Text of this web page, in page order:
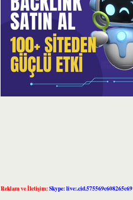
Reklam ve İletişim:Skype: live:.cid.575569c608265c69